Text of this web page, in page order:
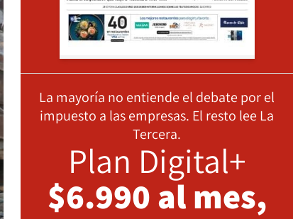
La mayoría no entiende el debate por el
impuesto a las empresas. El resto lee La
Tercera.
Plan Digital+
$6.990 al mes,